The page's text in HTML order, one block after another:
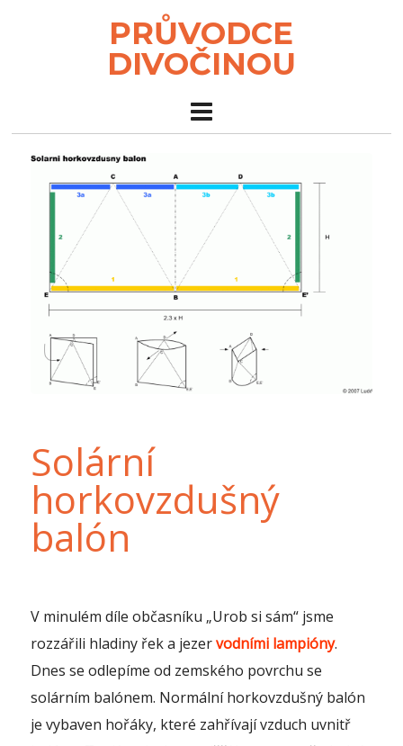
PRŮVODCE
DIVOČINOU
Solární
horkovzdušný
balón
V minulém díle občasníku „Urob si sám“ jsme
rozzářili hladiny řek a jezervodními lampióny.
Dnes se odlepíme od zemského povrchu se
solárním balónem. Normální horkovzdušný balón
je vybaven hořáky, které zahřívají vzduch uvnitř